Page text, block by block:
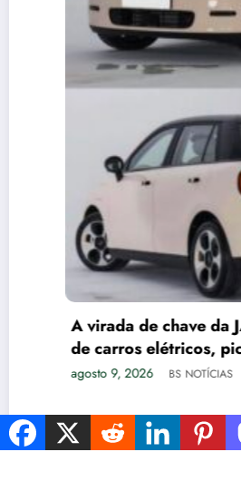
A virada de chave da JAC
de carros elétricos,
de caminhões
agosto 9, 2026 BS NOTÍCIAS